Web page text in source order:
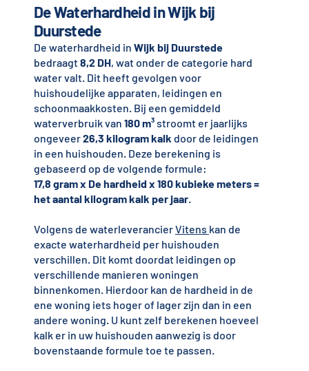
De Waterhardheid in Wijk bij
Duurstede
De waterhardheid in Wijk bij Duurstede
bedraagt8,2 DH, wat onder de categorie hard
water valt. Dit heeft gevolgen voor
huishoudelijke apparaten, leidingen en
schoonmaakkosten. Bij een gemiddeld
waterverbruik van 180 m³stroomt er jaarlijks
ongeveer26,3 kilogram kalk door de leidingen
in een huishouden. Deze berekening is
gebaseerd op de volgende formule:
17,8 gram x De hardheid x 180 kubieke meters =
het aantal kilogram kalk per jaar.
Volgens de waterleverancierVitens kan de
exacte waterhardheid per huishouden
verschillen. Dit komt doordat leidingen op
verschillende manieren woningen
binnenkomen. Hierdoor kan de hardheid in de
ene woning iets hoger of lager zijn dan in een
andere woning. U kunt zelf berekenen hoeveel
kalk er in uw huishouden aanwezig is door
bovenstaande formule toe te passen.